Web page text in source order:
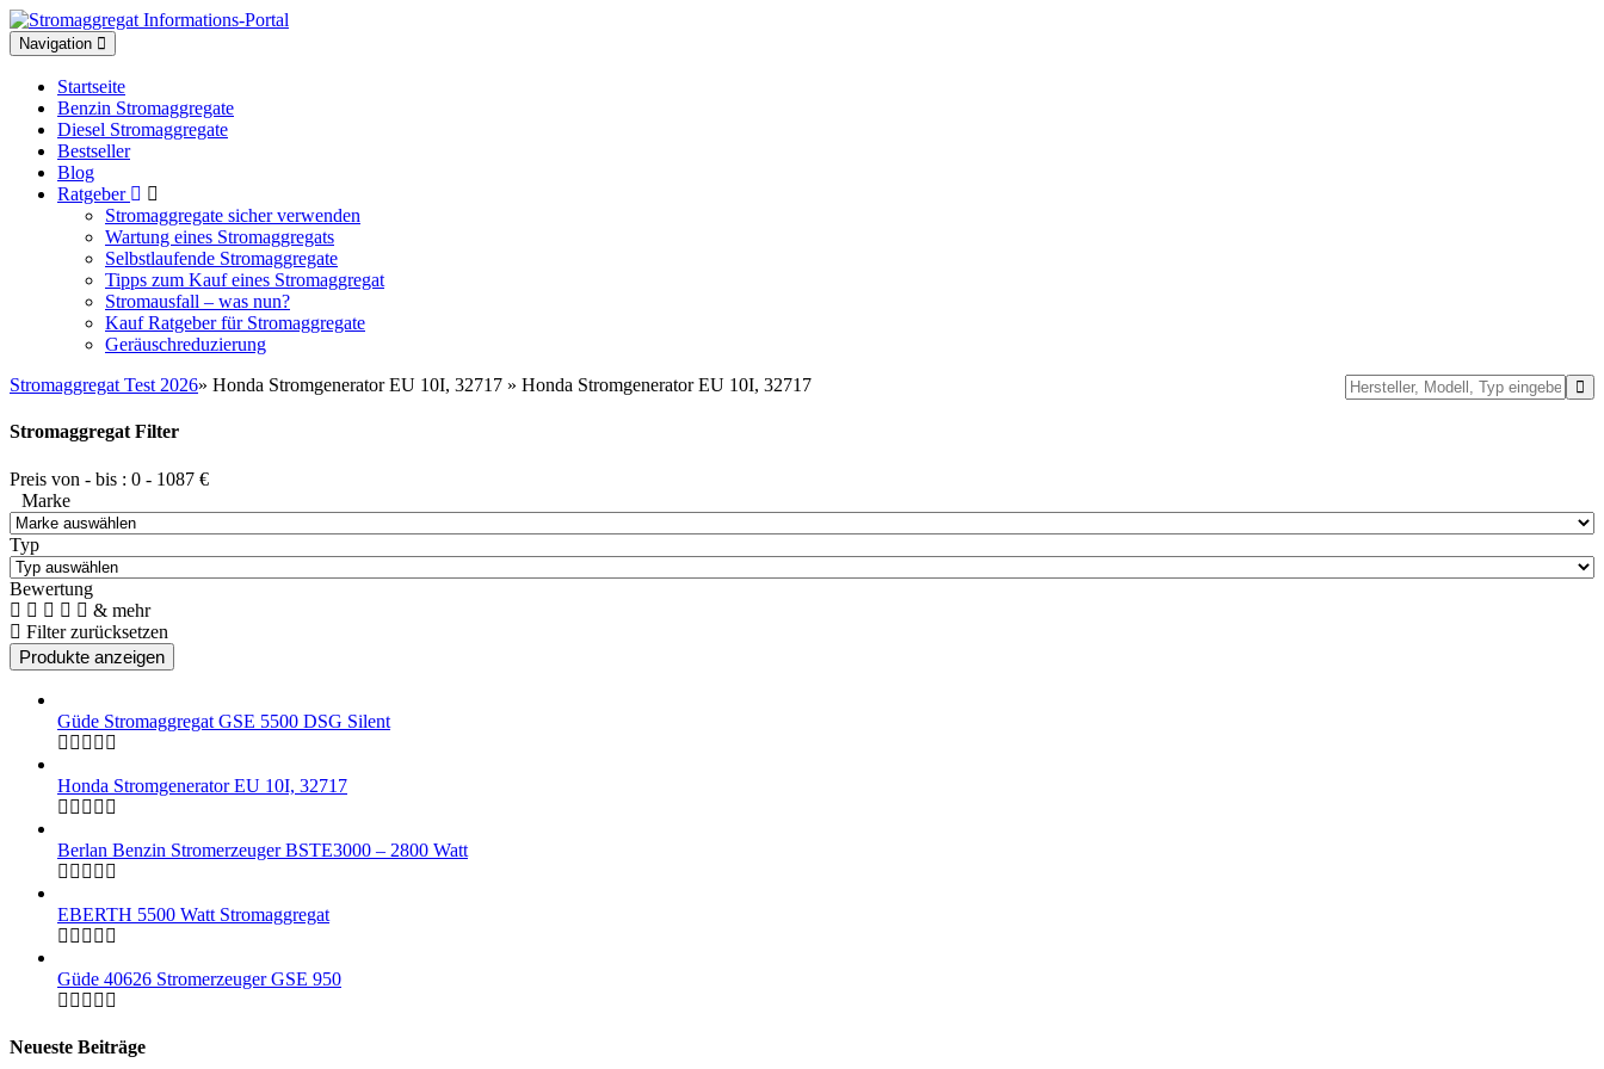
Toggle
navigation
Navigation
Startseite
Benzin Stromaggregate
Diesel Stromaggregate
Bestseller
Blog
Ratgeber
Stromaggregate sicher verwenden
Wartung eines Stromaggregats
Selbstlaufende Stromaggregate
Tipps zum Kauf eines Stromaggregat
Stromausfall – was nun?
Kauf Ratgeber für Stromaggregate
Geräuschreduzierung
Stromaggregat Test 2026» Honda Stromgenerator EU 10I, 32717 » Honda Stromgenerator EU 10I, 32717
Stromaggregat Filter
Preis von - bis : 0 - 1087 €
Marke
Typ
Bewertung
& mehr
Filter zurücksetzen
Güde Stromaggregat GSE 5500 DSG Silent
Honda Stromgenerator EU 10I, 32717
Berlan Benzin Stromerzeuger BSTE3000 – 2800 Watt
EBERTH 5500 Watt Stromaggregat
Güde 40626 Stromerzeuger GSE 950
Neueste Beiträge